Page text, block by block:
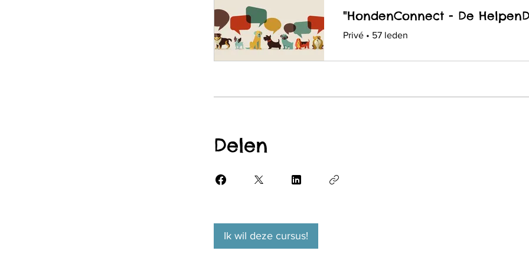
Privé • 57 leden
Delen
Ik wil deze cursus!